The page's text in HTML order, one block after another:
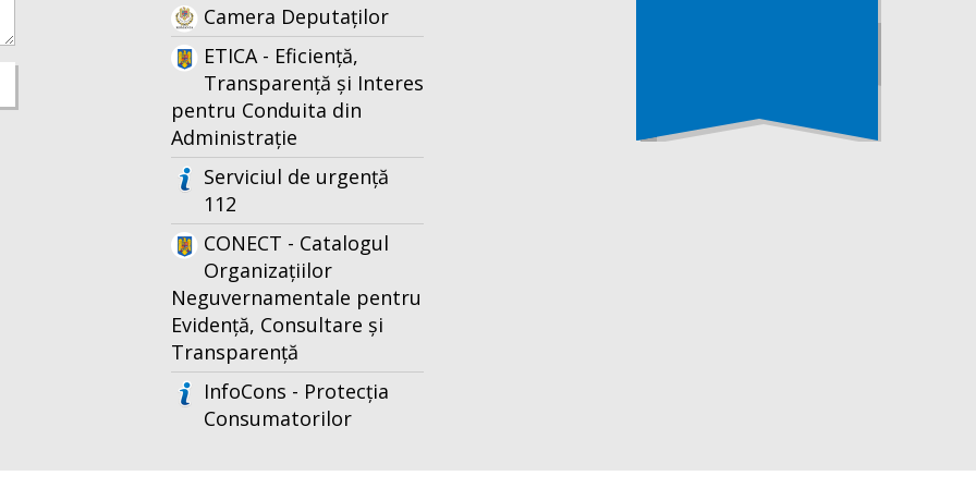
Camera Deputaților
ETICA - Eficiență,
Transparență și Interes
pentru Conduita din
Administrație
Serviciul de urgență
112
CONECT - Catalogul
Organizațiilor
Neguvernamentale pentru
Evidență, Consultare și
Transparență
InfoCons - Protecția
Consumatorilor